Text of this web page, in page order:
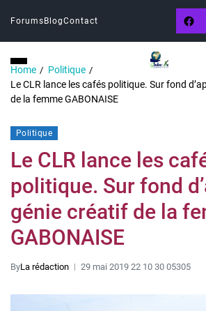
Forums BlogContact
Home
Politique
Le CLR lance les cafés politique. Sur fond
de la femme GABONAISE
Politique
Le CLR lance les
politique. Sur fond
génie créatif de la
GABONAISE
ByLa rédaction 29 mai 2019 22 10 30 05305